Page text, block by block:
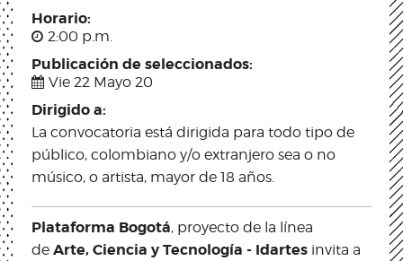
Horario:
2:00 p.m.
Publicación de seleccionados:
Vie 22 Mayo 20
Dirigido a:
La convocatoria está dirigida para todo tipo de
público, colombiano y/o extranjero sea o no
músico, o artista, mayor de 18 años.
Plataforma Bogotá, proyecto de la línea
de Arte, Ciencia y Tecnología - Idartes invita a